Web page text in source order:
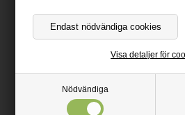
Nödvändiga
Visa detaljer för
Svart 3D plast krok
Perfekt för GÖR-DET-SJÄLV-projekt
Med denna krok får du en snygg
Lätt att montera mellan listerna på
Höjd: 13 cm
Bredd: 1,3 cm